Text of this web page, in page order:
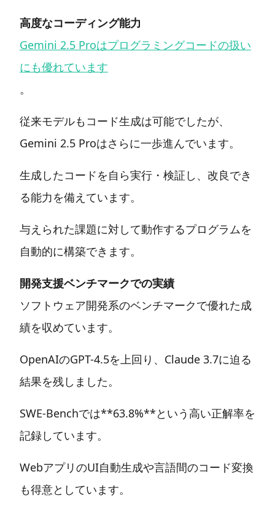
高度なコーディング能力
Gemini 2.5 Proはプログラミングコードの扱い
にも優れています
。
従来モデルもコード生成は可能でしたが、
Gemini 2.5 Proはさらに一歩進んでいます。
生成したコードを自ら実行・検証し、改良でき
る能力を備えています。
与えられた課題に対して動作するプログラムを
自動的に構築できます。
開発支援ベンチマークでの実績
ソフトウェア開発系のベンチマークで優れた成
績を収めています。
OpenAIのGPT-4.5を上回り、Claude 3.7に迫る
結果を残しました。
SWE-Benchでは**63.8%**という高い正解率を
記録しています。
WebアプリのUI自動生成や言語間のコード変換
も得意としています。